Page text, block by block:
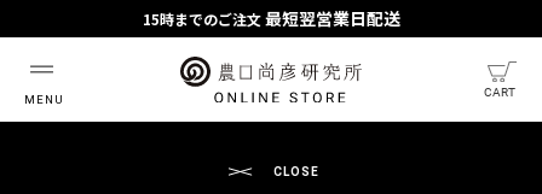
15時までのご注文最短翌営業日配送
CART
最短翌営業日配送
※予約商品・一部商品除く。